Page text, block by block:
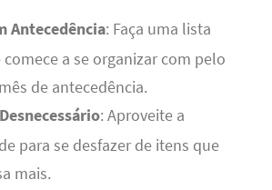
Antecedência: Faça uma lista
comece a se organizar com pelo
de antecedência.
: Aproveite a
para se desfazer de itens que
mais.